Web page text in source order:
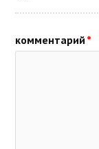
комментарий *